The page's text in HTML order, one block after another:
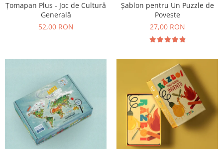
Țomapan Plus - Joc de Cultură
Generală
52,00 RON
Șablon pentru Un Puzzle de
Poveste
27,00 RON